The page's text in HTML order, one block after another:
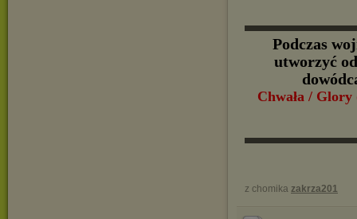
Podczas
utworzyć
Chwała /
z chomika zakrza201